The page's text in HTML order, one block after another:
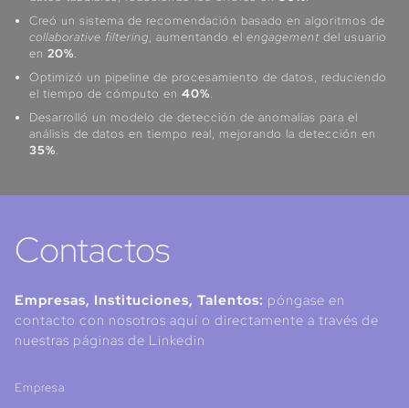
Creó un sistema de recomendación basado en algoritmos de
collaborative filtering, aumentando el engagement del usuario
en 20%.
Optimizó un pipeline de procesamiento de datos, reduciendo
el tiempo de cómputo en 40%.
Desarrolló un modelo de detección de anomalías para el
análisis de datos en tiempo real, mejorando la detección en
35%.
Contactos
Empresas, Instituciones, Talentos: póngase en
contacto con nosotros aquí o directamente a través de
nuestras páginas de Linkedin
Empresa